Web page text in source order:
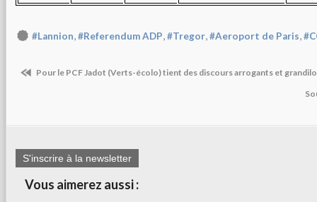
#Lannion,#Referendum ADP,#Tregor,#Aeroport de Paris,
Pour le PCF Jadot (Verts-écolo) tient des discours arrogants et
S'inscrire à la newsletter
Vous aimerez aussi :